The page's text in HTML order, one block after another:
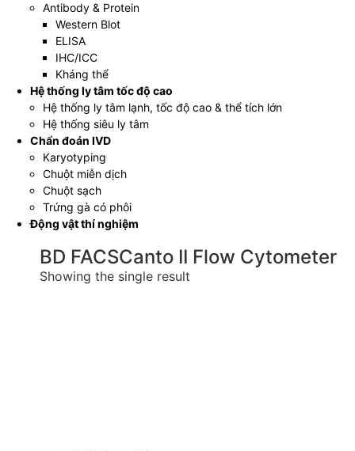
Antibody & Protein
Western Blot
ELISA
IHC/ICC
Kháng thể
Hệ thống ly tâm tốc độ cao
Hệ thống ly tâm lạnh, tốc độ cao & thể tích lớn
Hệ thống siêu ly tâm
Chẩn đoán IVD
Karyotyping
Chuột miễn dịch
Chuột sạch
Trứng gà có phôi
Động vật thí nghiệm
BD FACSCanto II Flow Cytometer
Showing the single result